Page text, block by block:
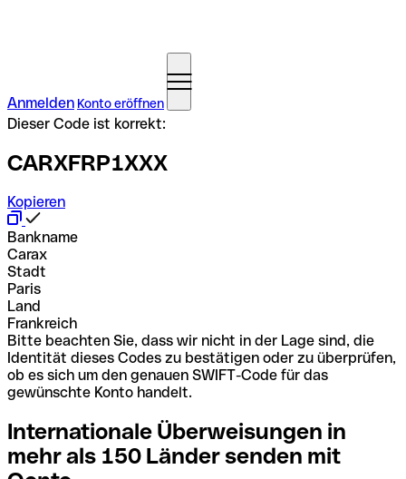
Anmelden Konto eröffnen
Dieser Code ist korrekt:
CARXFRP1XXX
Kopieren
Bankname
Carax
Stadt
Paris
Land
Frankreich
Bitte beachten Sie, dass wir nicht in der Lage sind, die
Identität dieses Codes zu bestätigen oder zu überprüfen,
ob es sich um den genauen SWIFT-Code für das
gewünschte Konto handelt.
Internationale Überweisungen in
mehr als 150 Länder senden mit